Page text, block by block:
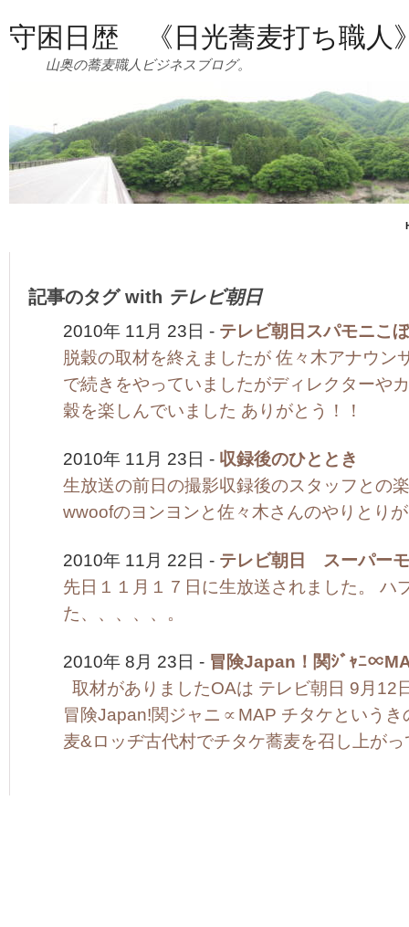
守困日歴 《日光蕎麦打ち職人
山奥の蕎麦職人ビジネスブログ。
記事のタグ with テレビ朝日
2010年 11月 23日 - テレビ朝日スパモニこ
脱穀の取材を終えましたが 佐々木アナウン
で続きをやっていましたがディレクターや
穀を楽しんでいました ありがとう！！
2010年 11月 23日 - 収録後のひととき
生放送の前日の撮影収録後のスタッフとの
wwoofのヨンヨンと佐々木さんのやりとり
2010年 11月 22日 - テレビ朝日 スーパー
先日１１月１７日に生放送されました。 ハ
た、、、、、。
2010年 8月 23日 - 冒険Japan！関ｼﾞｬﾆ
取材がありましたOAは テレビ朝日 9月12
冒険Japan!関ジャニ∝MAP チタケというき
麦&ロッヂ古代村でチタケ蕎麦を召し上が